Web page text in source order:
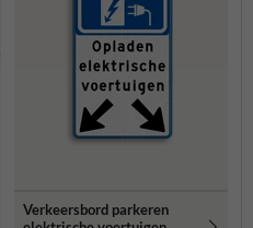
Verkeersbord parkeren